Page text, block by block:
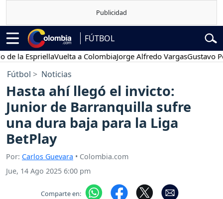
FÚTBOL
EspriellaVuelta a ColombiaJorge Alfredo VargasGustavo Petro
Fútbol Noticias
Hasta ahí llegó el invicto:
Junior de Barranquilla sufre
una dura baja para la Liga
BetPlay
Por: Carlos Guevara • Colombia.com
Jue, 14 Ago 2025 6:00 pm
Comparte en: